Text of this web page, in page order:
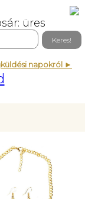
üres
napokról ►